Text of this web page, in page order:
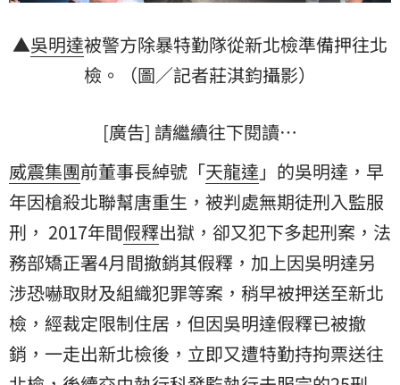
▲吳明達被警方除暴特勤隊從新北檢準備押往北
檢。（圖／記者莊淇鈞攝影）
[廣告] 請繼續往下閱讀…
威震集團前董事長綽號「天龍達 」的吳明達，早
年因槍殺北聯幫唐重生，被判處無期徒刑入監服
刑 ， 2017年間假釋出獄，卻又犯下多起刑案，法
務部矯正署4月間撤銷其假釋，加上因吳明達另
涉恐嚇取財及組織犯罪等案，稍早被押送至新北
檢，經裁定限制住居，但因吳明達假釋已被撤
銷，一走出新北檢後，立即又遭特勤持拘票送往